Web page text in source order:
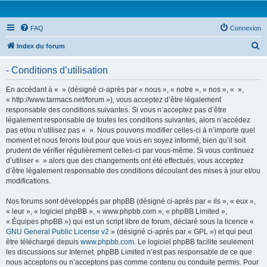
FAQ Connexion
Index du forum
- Conditions d’utilisation
En accédant à « » (désigné ci-après par « nous », « notre », « nos », « »,
« http://www.tarmacs.net/forum »), vous acceptez d’être légalement
responsable des conditions suivantes. Si vous n’acceptez pas d’être
légalement responsable de toutes les conditions suivantes, alors n’accédez
pas et/ou n’utilisez pas « ». Nous pouvons modifier celles-ci à n’importe quel
moment et nous ferons tout pour que vous en soyez informé, bien qu’il soit
prudent de vérifier régulièrement celles-ci par vous-même. Si vous continuez
d’utiliser « » alors que des changements ont été effectués, vous acceptez
d’être légalement responsable des conditions découlant des mises à jour et/ou
modifications.
Nos forums sont développés par phpBB (désigné ci-après par « ils », « eux »,
« leur », « logiciel phpBB », « www.phpbb.com », « phpBB Limited »,
« Équipes phpBB ») qui est un script libre de forum, déclaré sous la licence «
GNU General Public License v2 » (désigné ci-après par « GPL ») et qui peut
être téléchargé depuis www.phpbb.com. Le logiciel phpBB facilite seulement
les discussions sur Internet. phpBB Limited n’est pas responsable de ce que
nous acceptons ou n’acceptons pas comme contenu ou conduite permis. Pour